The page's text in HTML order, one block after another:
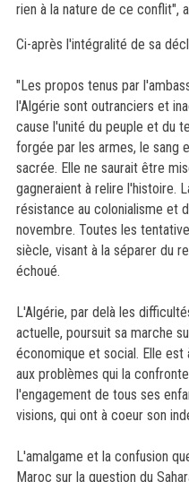
rien à la nature de ce conflit",
Ci-après l'intégralité de sa
"Les propos tenus par
l'Algérie sont outranciers et
cause l'unité du peuple et du
forgée par les armes, le sang
sacrée. Elle ne saurait être
gagneraient à relire l'histoire.
résistance au colonialisme et
novembre. Toutes les
siècle, visant à la séparer du
échoué.
L'Algérie, par delà les
actuelle, poursuit sa marche
économique et social. Elle
aux problèmes qui la
l'engagement de tous ses
visions, qui ont à coeur son
L'amalgame et la confusion
Maroc sur la question du